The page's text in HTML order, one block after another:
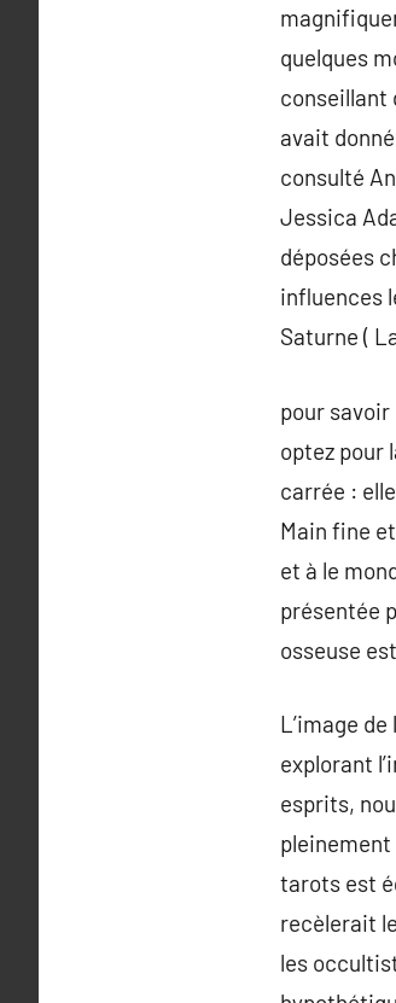
quelques
conseillant
avait
consulté
Jessica
déposées
influences
Saturne (
pour
optez pour
carrée :
Main fine
et à le
présentée
osseuse
L’image
explorant
esprits,
pleinement
tarots est
recèlerait
les